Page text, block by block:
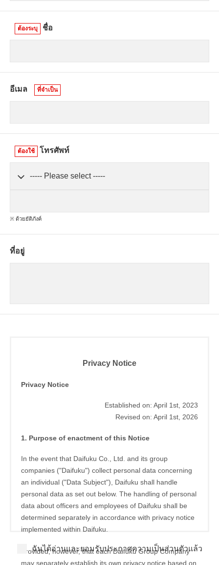
ต้องระบุ ชื่อ
อีเมล ที่จำเป็น
ต้องใช้ โทรศัพท์
※ ด้วยยัติภังค์
ที่อยู่
Privacy Notice
Privacy Notice
Established on: April 1st, 2023
Revised on: April 1st, 2026
1. Purpose of enactment of this Notice
In the event that Daifuku Co., Ltd. and its group
companies ("Daifuku") collect personal data concerning
an individual ("Data Subject"), Daifuku shall handle
personal data as set out below. The handling of personal
data about officers and employees of Daifuku shall be
determined separately in accordance with privacy notice
implemented within Daifuku.
Provided, however, that each Daifuku Group Company
may separately establish its own privacy notice based on
ฉันได้อ่านและยอมรับประกาศความเป็นส่วนตัวแล้ว